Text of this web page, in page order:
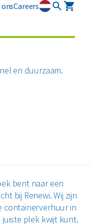
onsCareers
en duurzaam.
bent naar een
bij Renewi. Wij zijn
containerverhuur in
juiste plek kwijt kunt.